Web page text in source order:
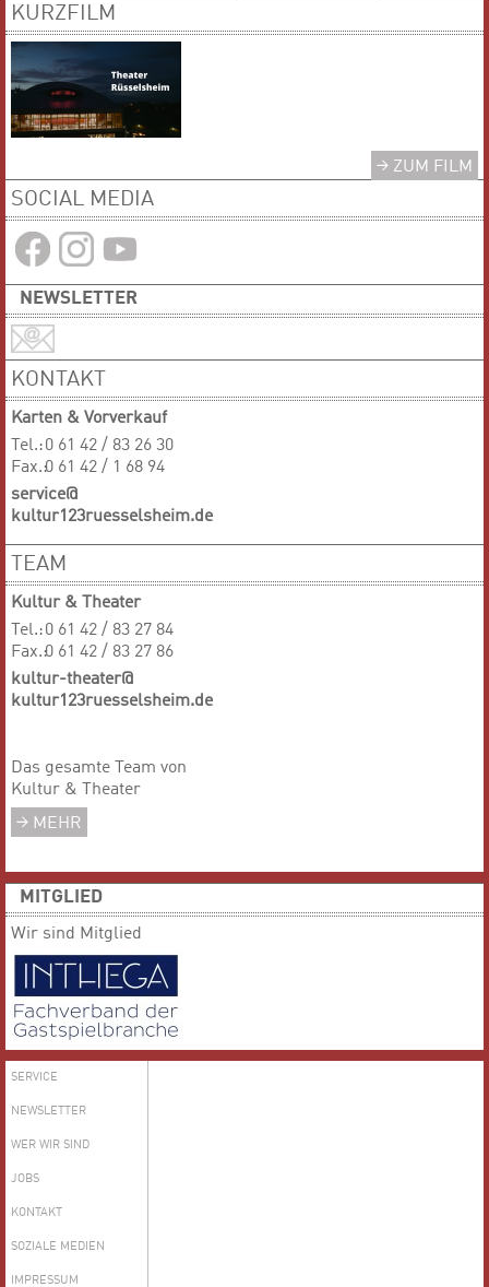
KURZFILM
ZUM FILM
SOCIAL MEDIA
NEWSLETTER
KONTAKT
Karten & Vorverkauf
Tel.:0 61 42 / 83 26 30
Fax.:0 61 42 / 1 68 94
service@
kultur123ruesselsheim.de
TEAM
Kultur & Theater
Tel.:0 61 42 / 83 27 84
Fax.:0 61 42 / 83 27 86
kultur-theater@
kultur123ruesselsheim.de
Das gesamte Team von
Kultur & Theater
MEHR
MITGLIED
Wir sind Mitglied
SERVICE
NEWSLETTER
WER WIR SIND
JOBS
KONTAKT
SOZIALE MEDIEN
IMPRESSUM